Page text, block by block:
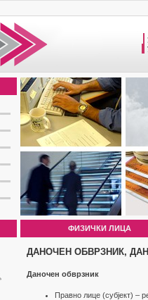
ФИЗИЧКИ ЛИЦА
ДАНОЧЕН ОБВРЗНИК,
Даночен обврзник
Правно лице (субјект) –